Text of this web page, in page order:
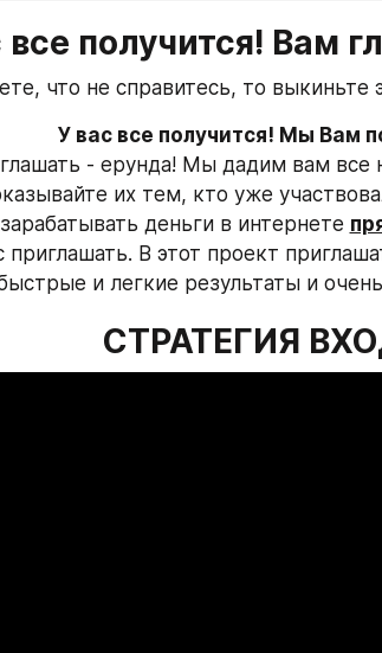
все получится! Вам
что не справитесь, то выкиньте
У вас все получится! Мы Вам
- ерунда! Мы дадим вам все
их тем, кто уже
деньги в интернете
приглашать. В этот проект
и легкие результаты и
СТРАТЕГИЯ